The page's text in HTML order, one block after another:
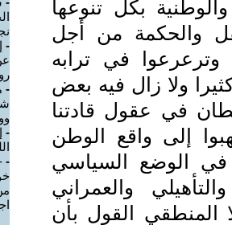
بكل تنوعها
والحكمة من أجل
في ترابه
ولا زال فيه بعض
في عقول قادتنا
إلى واقع الوطن
في الوضع السياسي
والعمراني
المنطقي القول بأن
-
-
-
-